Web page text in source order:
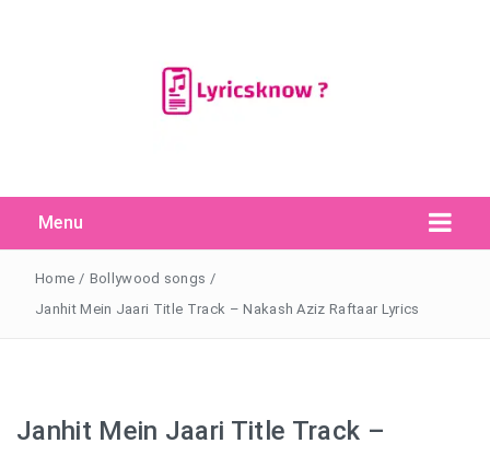
Menu
Search
for:
Search Button
Home / Bollywood songs /
Janhit Mein Jaari Title Track – Nakash Aziz Raftaar Lyrics
Janhit Mein Jaari Title Track –